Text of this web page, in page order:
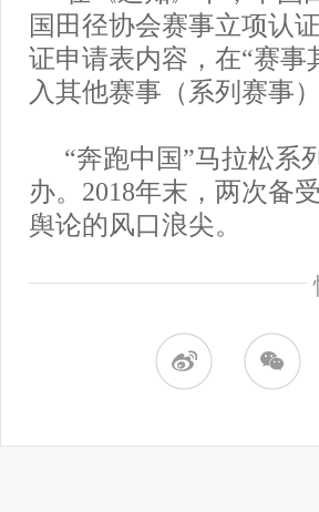
国田径协会赛事立项认
证申请表内容，在“赛事
入其他赛事（系列赛事）
“奔跑中国”马拉松系
办。2018年末，两次备
舆论的风口浪尖。